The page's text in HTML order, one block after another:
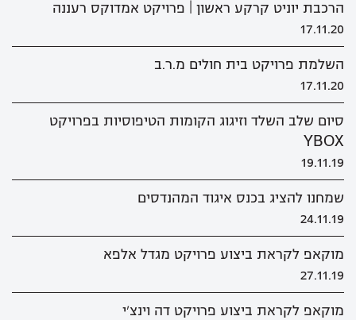
הרכבת יוניט קרקע ראשון | פרויקט אמדוקס רעננה
17.11.20
השלמת פרויקט בית חולים מ.ר.ב
17.11.20
סיום שלב השלד וזיגוג הקומות הטיפוסיות בפרויקט
YBOX
19.11.19
שמחנו להציג בכנס איגוד המהנדסים
24.11.19
מוקאפ לקראת ביצוע פרויקט מגדל אלפא
27.11.19
מוקאפ לקראת ביצוע פרויקט דה וינצ'י